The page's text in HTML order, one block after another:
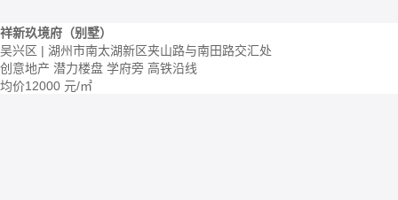
祥新玖境府（别墅）
吴兴区 | 湖州市南太湖新区夹山路与南田路交汇处
创意地产 潜力楼盘 学府旁 高铁沿线
均价12000 元/㎡